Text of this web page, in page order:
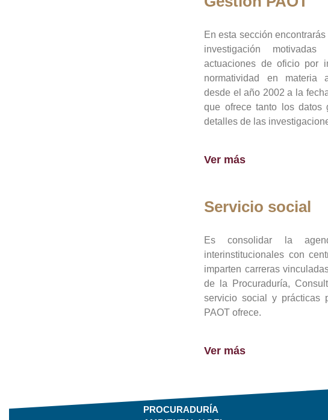
En esta sección
investigación
actuaciones de oficio por
normatividad en materia
desde el año 2002 a la
que ofrece tanto los datos
detalles de las
Ver más
Servicio social
Es consolidar la
interinstitucionales con
imparten carreras
de la Procuraduría,
servicio social y prácticas
PAOT ofrece.
Ver más
PROCURADURÍA